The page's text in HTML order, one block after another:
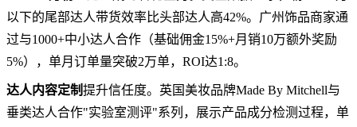
以下的尾部达人带货效率比头部达人高42%。广州饰品商家通
过与1000+中小达人合作（基础佣金15%+月销10万额外奖励
5%），单月订单量突破2万单，ROI达1:8。
达人内容定制提升信任度。英国美妆品牌Made By Mitchell与
垂类达人合作"实验室测评"系列，展示产品成分检测过程，单